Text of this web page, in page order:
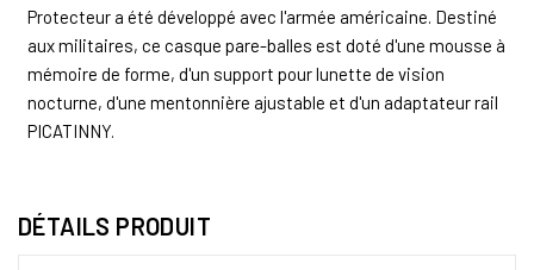
Protecteur a été développé avec l'armée américaine. Destiné
aux militaires, ce casque pare-balles est doté d'une mousse à
mémoire de forme, d'un support pour lunette de vision
nocturne, d'une mentonnière ajustable et d'un adaptateur rail
PICATINNY.
DÉTAILS PRODUIT